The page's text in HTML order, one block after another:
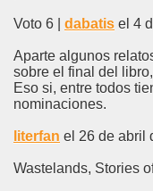
Voto 6 | dabatis el 4
Aparte algunos
sobre el final del
Eso si, entre todos
nominaciones.
literfan el 26 de abril
Wastelands, Stories